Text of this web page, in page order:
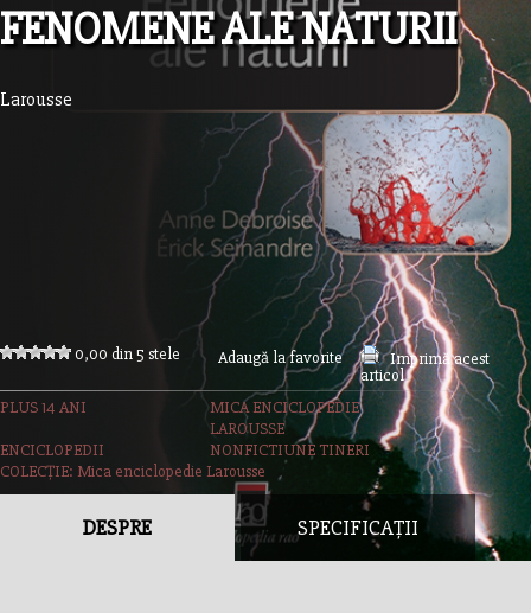
FENOMENE ALE NATURII
Larousse
0,00 din 5 stele Adaugă la favorite
Imprimă acest
articol
PLUS 14 ANI
MICA ENCICLOPEDIE
LAROUSSE
ENCICLOPEDII
NONFICTIUNE TINERI
COLECȚIE: Mica enciclopedie Larousse
DESPRE SPECIFICAȚII